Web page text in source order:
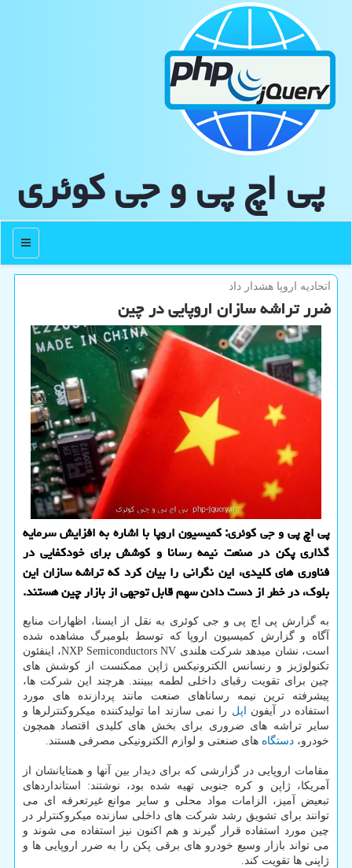
پی اچ پی و جی كوئری
منو
اتحادیه اروپا هشدار داد
ضرر تراشه سازان اروپایی در چین
پی اچ پی و جی کوئری: کمیسیون اروپا با اشاره به افزایش سرمایه
گذاری پکن در صنعت نیمه رسانا و کوشش برای خودکفایی در
فناوری های کلیدی، این نگرانی را بیان کرد که تراشه سازان این
بلوک، در خطر از دست دادن سهم قابل توجهی از بازار چین هستند.
به گزارش پی اچ پی و جی کوئری به نقل از ایسنا، اظهارات منابع
آگاه و گزارش کمیسیون اروپا که توسط بلومبرگ مشاهده شده
است، نشان میدهد شرکت هلندی NXP Semiconductors NV، اینفئون
تکنولوژیز و رنسانس الکترونیکس ژاپن ممکنست از کوشش های
چین برای تقویت رقبای داخلی لطمه ببینند. هرچند این شرکت ها،
پیشرفته ترین نیمه رساناهای صنعت مانند پردازنده های مورد
استفاده در آیفون
اپل را نمی سازند اما تولیدکننده میکروکنترلرها و
سایر تراشه های ضروری برای بخش های کلیدی اقتصاد همچون
خودرو، دستگاه های صنعتی و لوازم الکترونیکی مصرفی هستند.
مقامات اروپایی در گزارشی که برای دیدار بین آنها و همتایانشان از
آمریکا، ژاپن و کره جنوبی تهیه شده بود، نوشتند: استانداردهای
تبعیض آمیز، الزامات مواد محلی و سایر موانع غیرتعرفه ای می
توانند برای تشویق رشد شرکت های داخلی سازنده میکروکنترلر در
چین مورد استفاده قرار گیرند و هم اکنون نیز استفاده می شوند و
می تواند بازار وسیع خودرو های برقی پکن را به ضرر اروپایی ها و
ژاپنی ها تقویت کند.